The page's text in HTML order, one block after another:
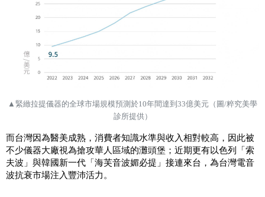
▲ 緊緻拉提儀器的全球市場規模預測於10年間達到33億美元 （圖/粹究美學
診所提供）
而台灣因為醫美成熟，消費者知識水準與收入相對較高，因此被
不少儀器大廠視為搶攻華人區域的灘頭堡；近期更有以色列「索
夫波」與韓國新一代「海芙音波媚必提」接連來台，為台灣電音
波抗衰市場注入豐沛活力。